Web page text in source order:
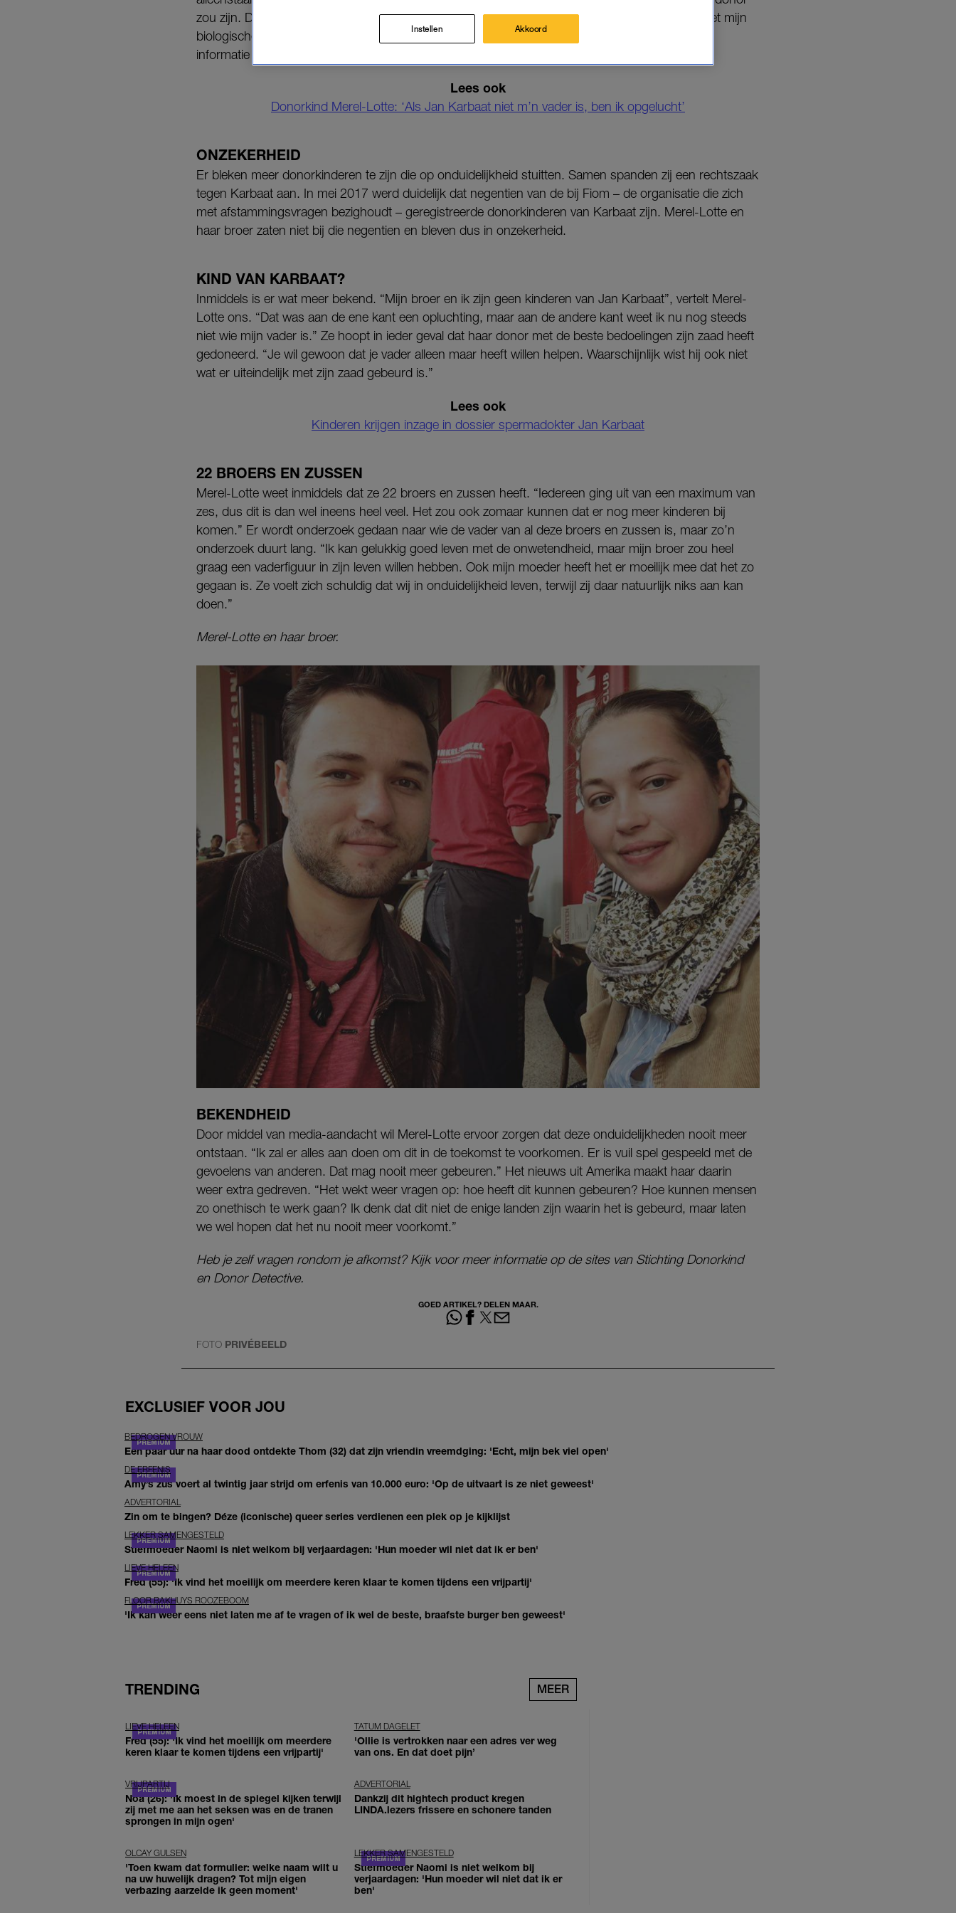
zou zijn. Door de kliniek werd beloofd dat ik na mijn zestiende eventueel contact kon zoeken met mijn
biologische vader. Maar toen mijn broer (22), verwekt met donorzaad van dezelfde kliniek, deze
informatie opvroeg, kreeg hij een A4’tje met nietszeggende informatie. Zonder naam.”
Lees ook
Donorkind Merel-Lotte: ‘Als Jan Karbaat niet m’n vader is, ben ik opgelucht’
ONZEKERHEID
Er bleken meer donorkinderen te zijn die op onduidelijkheid stuitten. Samen spanden zij een rechtszaak
tegen Karbaat aan. In mei 2017 werd duidelijk dat negentien van de bij Fiom – de organisatie die zich
met afstammingsvragen bezighoudt – geregistreerde donorkinderen van Karbaat zijn. Merel-Lotte en
haar broer zaten niet bij die negentien en bleven dus in onzekerheid.
KIND VAN KARBAAT?
Inmiddels is er wat meer bekend. “Mijn broer en ik zijn geen kinderen van Jan Karbaat”, vertelt Merel-
Lotte ons. “Dat was aan de ene kant een opluchting, maar aan de andere kant weet ik nu nog steeds
niet wie mijn vader is.” Ze hoopt in ieder geval dat haar donor met de beste bedoelingen zijn zaad heeft
gedoneerd. “Je wil gewoon dat je vader alleen maar heeft willen helpen. Waarschijnlijk wist hij ook niet
wat er uiteindelijk met zijn zaad gebeurd is.”
Lees ook
Kinderen krijgen inzage in dossier spermadokter Jan Karbaat
22 BROERS EN ZUSSEN
Merel-Lotte weet inmiddels dat ze 22 broers en zussen heeft. “Iedereen ging uit van een maximum van
zes, dus dit is dan wel ineens heel veel. Het zou ook zomaar kunnen dat er nog meer kinderen bij
komen.” Er wordt onderzoek gedaan naar wie de vader van al deze broers en zussen is, maar zo’n
onderzoek duurt lang. “Ik kan gelukkig goed leven met de onwetendheid, maar mijn broer zou heel
graag een vaderfiguur in zijn leven willen hebben. Ook mijn moeder heeft het er moeilijk mee dat het zo
gegaan is. Ze voelt zich schuldig dat wij in onduidelijkheid leven, terwijl zij daar natuurlijk niks aan kan
doen.”
Merel-Lotte en haar broer.
BEKENDHEID
Door middel van media-aandacht wil Merel-Lotte ervoor zorgen dat deze onduidelijkheden nooit meer
ontstaan. “Ik zal er alles aan doen om dit in de toekomst te voorkomen. Er is vuil spel gespeeld met de
gevoelens van anderen. Dat mag nooit meer gebeuren.” Het nieuws uit Amerika maakt haar daarin
weer extra gedreven. “Het wekt weer vragen op: hoe heeft dit kunnen gebeuren? Hoe kunnen mensen
zo onethisch te werk gaan? Ik denk dat dit niet de enige landen zijn waarin het is gebeurd, maar laten
we wel hopen dat het nu nooit meer voorkomt.”
Heb je zelf vragen rondom je afkomst? Kijk voor meer informatie op de sites van Stichting Donorkind
en Donor Detective.
GOED ARTIKEL? DELEN MAAR.
FOTO PRIVÉBEELD
EXCLUSIEF VOOR JOU
BEDROGEN VROUW
Een paar uur na haar dood ontdekte Thom (32) dat zijn vriendin vreemdging: 'Echt, mijn bek viel open'
DE ERFENIS
Amy’s zus voert al twintig jaar strijd om erfenis van 10.000 euro: 'Op de uitvaart is ze niet geweest'
ADVERTORIAL
Zin om te bingen? Déze (iconische) queer series verdienen een plek op je kijklijst
LEKKER SAMENGESTELD
Stiefmoeder Naomi is niet welkom bij verjaardagen: 'Hun moeder wil niet dat ik er ben'
LIEVE HELEEN
Fred (55): 'Ik vind het moeilijk om meerdere keren klaar te komen tijdens een vrijpartij'
FLOOR BAKHUYS ROOZEBOOM
'Ik kan weer eens niet laten me af te vragen of ik wel de beste, braafste burger ben geweest'
TRENDING MEER
LIEVE HELEEN
Fred (55): 'Ik vind het moeilijk om meerdere
keren klaar te komen tijdens een vrijpartij'
TATUM DAGELET
'Ollie is vertrokken naar een adres ver weg
van ons. En dat doet pijn’
VRIJPARTIJ
Noa (26): 'Ik moest in de spiegel kijken terwijl
zij met me aan het seksen was en de tranen
sprongen in mijn ogen'
ADVERTORIAL
Dankzij dit hightech product kregen
LINDA.lezers frissere en schonere tanden
OLCAY GULSEN
'Toen kwam dat formulier: welke naam wilt u
na uw huwelijk dragen? Tot mijn eigen
verbazing aarzelde ik geen moment'
LEKKER SAMENGESTELD
Stiefmoeder Naomi is niet welkom bij
verjaardagen: 'Hun moeder wil niet dat ik er
ben'
Instellen Akkoord